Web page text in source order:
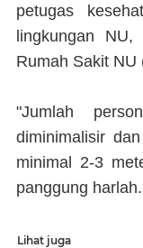
petugas
lingkungan NU,
Rumah Sakit NU
"Jumlah
diminimalisir
minimal 2-3
panggung harlah.
Lihat juga